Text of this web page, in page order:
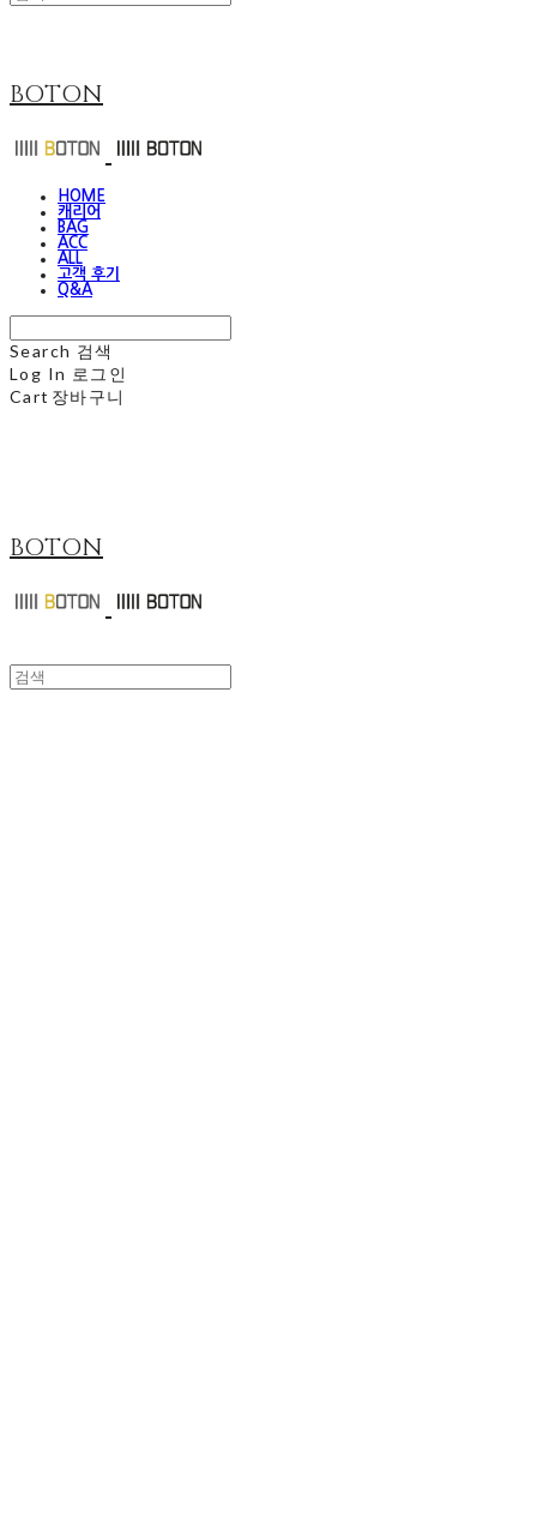
BOTON
HOME
캐리어
BAG
ACC
ALL
고객 후기
Q&A
Search 검색
Log In 로그인
Cart 장바구니
BOTON